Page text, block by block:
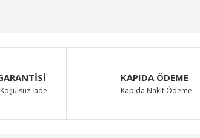
öneri formunu kullanarak tarafımıza iletebilirsiniz.
İade
KAPIDA ÖDEME
Kapıda Nakit Ödeme